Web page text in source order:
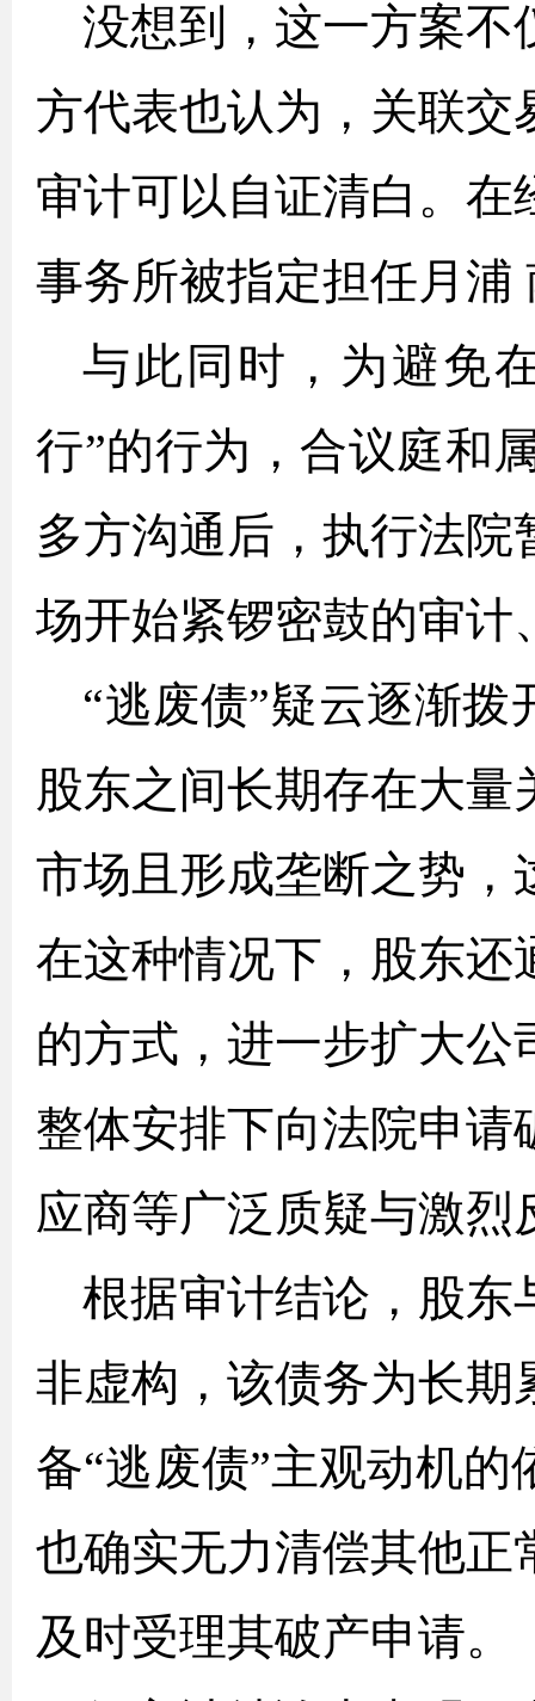
没想到，这一方案不
方代表也认为，关联
审计可以自证清白。
事务所被指定担任月浦
与此同时，为避免
行”的行为，合议庭和
多方沟通后，执行法
场开始紧锣密鼓的
“逃废债”疑云逐渐
股东之间长期存在大
市场且形成垄断之势，
在这种情况下，股东还
的方式，进一步扩大
整体安排下向法院申
应商等广泛质疑与激烈
根据审计结论，股东
非虚构，该债务为长期
备“逃废债”主观动机
也确实无力清偿其他正
及时受理其破产申请。